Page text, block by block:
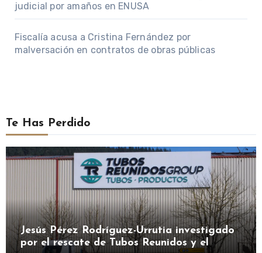
judicial por amaños en ENUSA
Fiscalía acusa a Cristina Fernández por
malversación en contratos de obras públicas
Te Has Perdido
Jesús Pérez Rodríguez-Urrutia investigado
por el rescate de Tubos Reunidos y el